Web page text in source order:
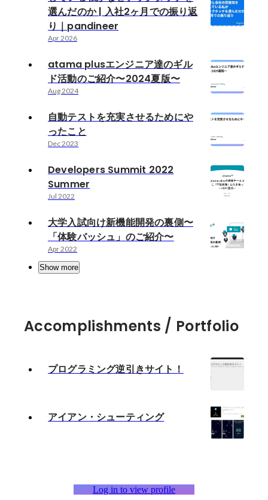
選んだのか | 入社2ヶ月での振り返
り｜pandineer
Apr 2026
atama plusエンジニア達のギル
ド活動のご紹介〜2024夏版〜
Aug 2024
自動テストを充実させるためにや
ったこと
Dec 2023
Developers Summit 2022
Summer
Jul 2022
大学入試向け新機能開発の裏側〜
「体験バッシュ」のご紹介〜
Apr 2022
Show more
Accomplishments / Portfolio
プログラミング逆引きサイト！
アイアン・シューティング
Log in to view profile